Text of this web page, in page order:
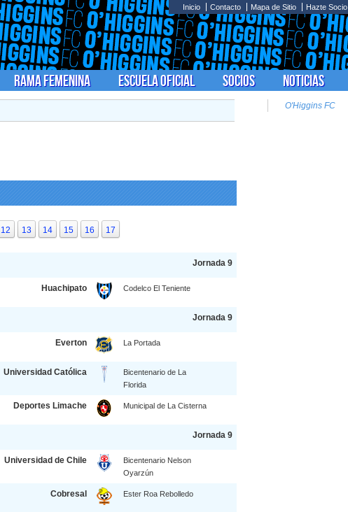
Inicio Contacto Mapa de Sitio Hazte Socio
Rama Femenina Escuela Oficial Socios Noticias
12 13 14 15 16 17
Jornada 9
Huachipato Codelco El Teniente
Jornada 9
Everton La Portada
Universidad Católica
Bicentenario de La
Florida
Deportes Limache Municipal de La Cisterna
Jornada 9
Universidad de Chile
Bicentenario Nelson
Oyarzún
Cobresal Ester Roa Rebolledo
O'Higgins FC